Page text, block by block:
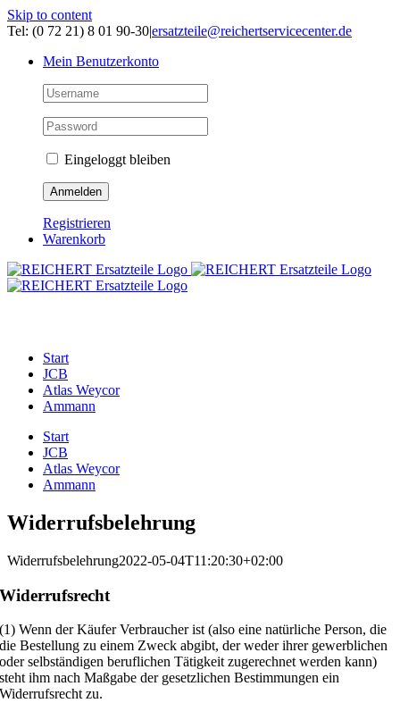
Skip to content
Tel: (0 72 21) 8 01 90-30|ersatzteile@reichertservicecenter.de
Mein Benutzerkonto
Eingeloggt bleiben
Registrieren
Warenkorb
Start
JCB
Atlas Weycor
Ammann
Start
JCB
Atlas Weycor
Ammann
Widerrufsbelehrung
Widerrufsbelehrung2022-05-04T11:20:30+02:00
Widerrufsrecht
(1) Wenn der Käufer Verbraucher ist (also eine natürliche Person, die
die Bestellung zu einem Zweck abgibt, der weder ihrer gewerblichen
oder selbständigen beruflichen Tätigkeit zugerechnet werden kann)
steht ihm nach Maßgabe der gesetzlichen Bestimmungen ein
Widerrufsrecht zu.